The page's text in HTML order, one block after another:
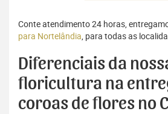
Conte atendimento 24 horas,
para Nortelândia, para todas as
Diferenciais da
floricultura na
coroas de flores no